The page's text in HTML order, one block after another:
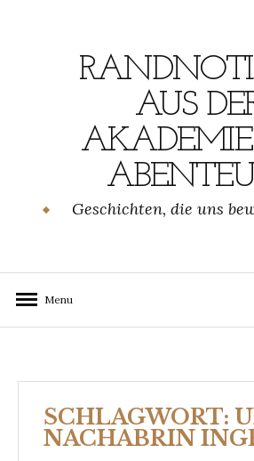
AUS
AKADEMIE
Geschichten, die uns
Menu
SCHLAGWORT:
NACHABRIN